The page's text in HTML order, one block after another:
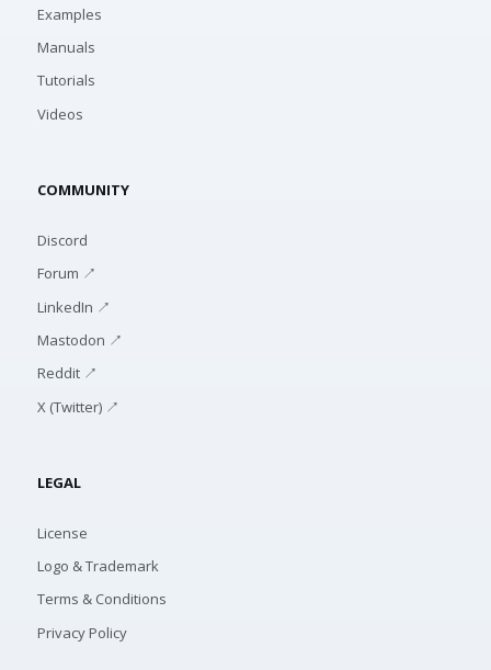
Examples
Manuals
Tutorials
Videos
COMMUNITY
Discord
Forum ↗
LinkedIn ↗
Mastodon ↗
Reddit ↗
X (Twitter) ↗
LEGAL
License
Logo & Trademark
Terms & Conditions
Privacy Policy